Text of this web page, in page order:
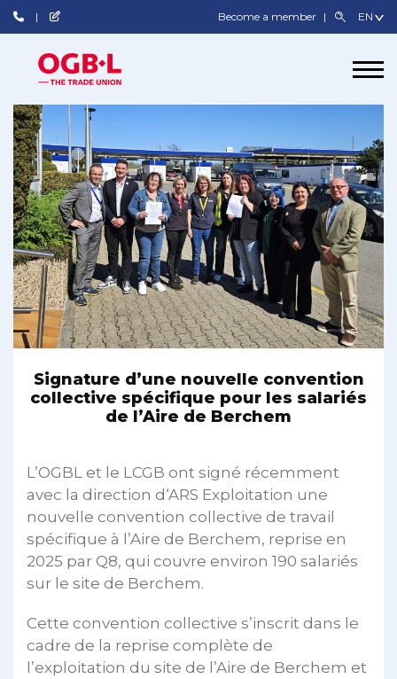
Become a member
Signature d’une nouvelle convention
collective spécifique pour les salariés
de l’Aire de Berchem
L’OGBL et le LCGB ont signé récemment
avec la direction d‘ARS Exploitation une
nouvelle convention collective de travail
spécifique à l’Aire de Berchem, reprise en
2025 par Q8, qui couvre environ 190 salariés
sur le site de Berchem.
Cette convention collective s’inscrit dans le
cadre de la reprise complète de
l’exploitation du site de l’Aire de Berchem et